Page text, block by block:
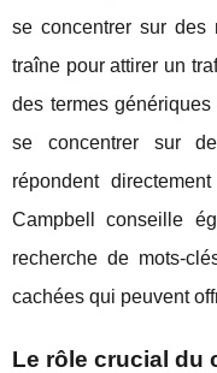
se concentrer sur des
traîne pour attirer un
des termes
se concentrer sur
répondent
Campbell conseille
recherche de mots-
cachées qui peuvent
Le rôle crucial du